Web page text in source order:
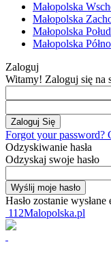
Małopolska
Małopolska
Małopolska
Małopolska
Zaloguj
Witamy! Zaloguj się na
Forgot your password?
Odzyskiwanie hasła
Odzyskaj swoje hasło
Hasło zostanie wysłane
112Malopolska.pl